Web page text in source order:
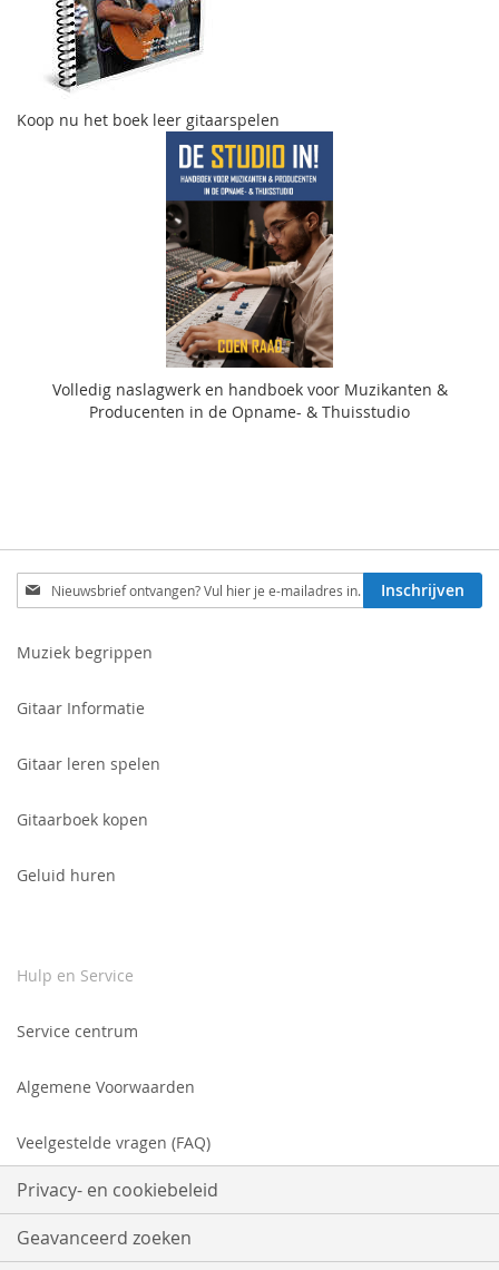
Koop nu het boek leer gitaarspelen
Volledig naslagwerk en handboek voor Muzikanten &
Producenten in de Opname- & Thuisstudio
Schrijf
je
voor
Inschrijven
Muziek begrippen
Gitaar Informatie
Gitaar leren spelen
Gitaarboek kopen
Geluid huren
Hulp en Service
Service centrum
Algemene Voorwaarden
Veelgestelde vragen (FAQ)
Privacy- en cookiebeleid
Geavanceerd zoeken